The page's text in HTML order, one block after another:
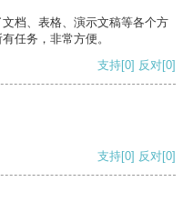
档、表格、演示文稿等各个方
任务，非常方便。
支持[0] 反对[0]
支持[0] 反对[0]